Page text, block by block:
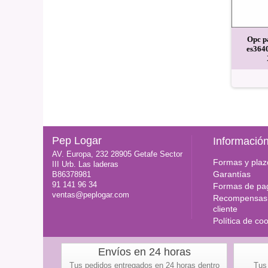
Opc
Pep Logar
AV. Europa, 232 28905 Getafe Sector
III Urb. Las laderas
B86378981
91 141 96 34
ventas@peplogar.com
Información
Formas y
Garantías
Formas de
cliente
Política de
Envíos en 24 horas
Tus pedidos entregados en 24 horas dentro